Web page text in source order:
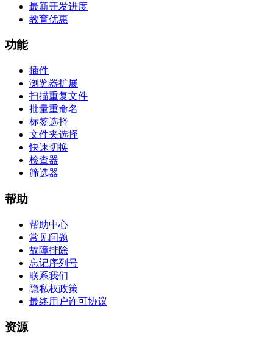
最新开发进度
教育优惠
功能
插件
浏览器扩展
扫描重复文件
批量重命名
标签选择
文件夹选择
快速切换
检查器
筛选器
帮助
帮助中心
常见问题
故障排除
忘记序列号
联系我们
隐私权政策
最终用户许可协议
资源